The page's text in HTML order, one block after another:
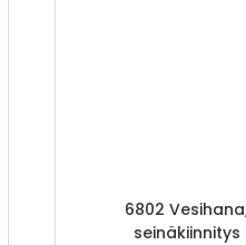
6802
seinäkiinnitys